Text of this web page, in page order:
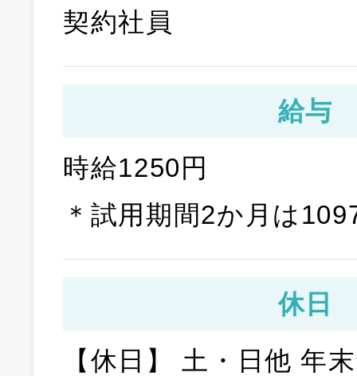
契約社員
給与
時給1250円
＊試用期間2か月は
休日
【休日】 土・日他 年